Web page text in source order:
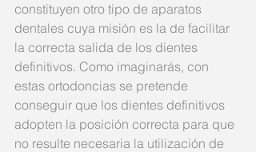
constituyen otro tipo de aparatos
dentales cuya misión es la de facilitar
la correcta salida de los dientes
definitivos. Como imaginarás, con
estas ortodoncias se pretende
conseguir que los dientes definitivos
adopten la posición correcta para que
no resulte necesaria la utilización de